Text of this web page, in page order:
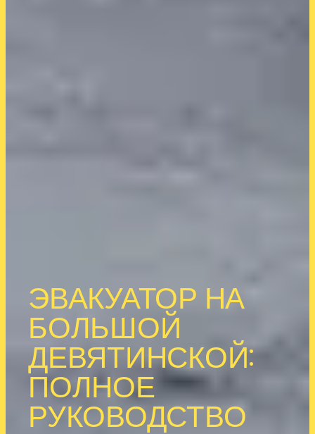
ЭВАКУАТОР НА
БОЛЬШОЙ
ДЕВЯТИНСКОЙ:
ПОЛНОЕ
РУКОВОДСТВО